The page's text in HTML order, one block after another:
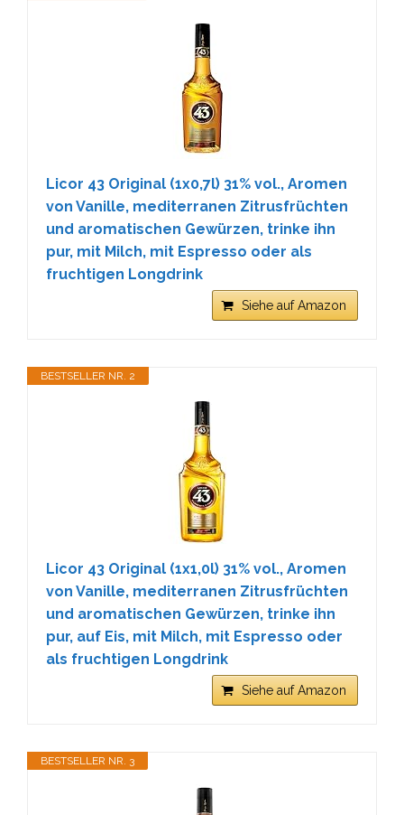
Licor 43 Original (1x0,7l) 31% vol., Aromen
von Vanille, mediterranen Zitrusfrüchten
und aromatischen Gewürzen, trinke ihn
pur, mit Milch, mit Espresso oder als
fruchtigen Longdrink
Siehe auf Amazon
BESTSELLER NR. 2
Licor 43 Original (1x1,0l) 31% vol., Aromen
von Vanille, mediterranen Zitrusfrüchten
und aromatischen Gewürzen, trinke ihn
pur, auf Eis, mit Milch, mit Espresso oder
als fruchtigen Longdrink
Siehe auf Amazon
BESTSELLER NR. 3